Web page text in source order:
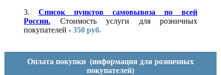
3. Список пунктов самовывоза по всей
России.
Стоимость услуги для розничных
покупателей - 350 руб.
Оплата покупки (информация для розничных
покупателей)